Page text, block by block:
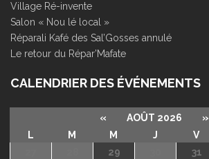
Village Ré-invente
Salon « Nou lé local »
Réparali Kafé des Sal’Gosses annulé
Le retour du Répar’Mafate
CALENDRIER DES ÉVÉNEMENTS
« AOÛT 2026
»
L
M M J V
29 31